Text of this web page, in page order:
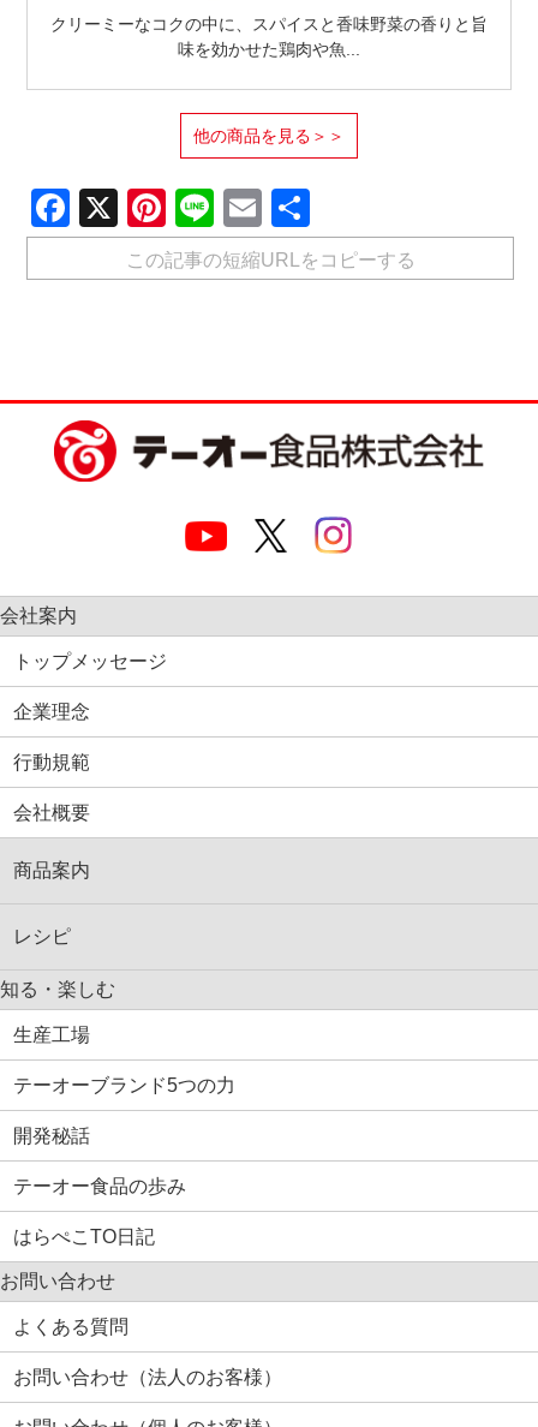
クリーミーなコクの中に、スパイスと香味野菜の香りと旨
味を効かせた鶏肉や魚...
他の商品を見る＞＞
Facebook
X Pinterest
LineEmail
有
この記事の短縮URLをコピーする
会社案内
トップメッセージ
企業理念
行動規範
会社概要
商品案内
レシピ
知る・楽しむ
生産工場
テーオーブランド5つの力
開発秘話
テーオー食品の歩み
はらぺこTO日記
お問い合わせ
よくある質問
お問い合わせ（法人のお客様）